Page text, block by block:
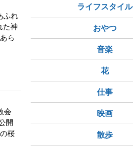
ふれ
た神
ら
会
開
桜
ライフスタイル
おやつ
音楽
花
仕事
映画
散歩